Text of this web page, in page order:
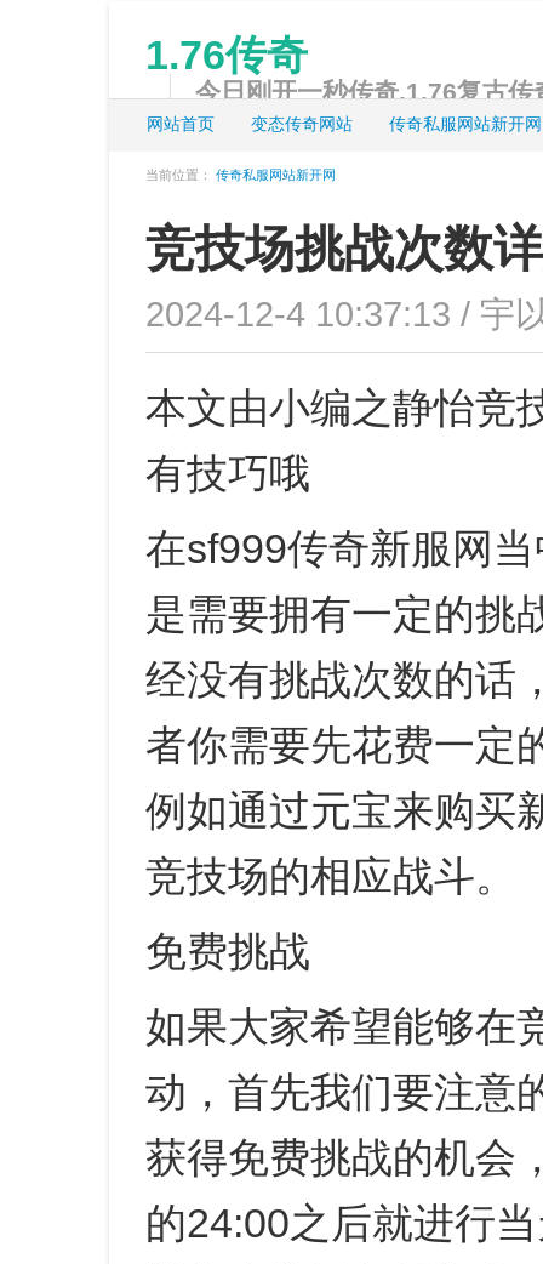
1.76传奇
今日刚开一秒传奇,1.76复古
网站首页 变态传奇网站 传奇私服网站新开网
当前位置： 传奇私服网站新开网
竞技场挑战次数
2024-12-4 10:37:13 / 宇
本文由小编之静怡竞
有技巧哦
在sf999传奇新服网
是需要拥有一定的挑
经没有挑战次数的话
者你需要先花费一定
例如通过元宝来购买
竞技场的相应战斗。
免费挑战
如果大家希望能够在
动，首先我们要注意
获得免费挑战的机会
的24:00之后就进行